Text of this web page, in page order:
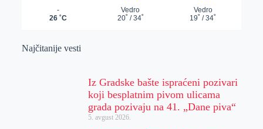
Najčitanije vesti
Iz Gradske bašte ispraćeni pozivari
koji besplatnim pivom ulicama
grada pozivaju na 41. „Dane piva“
5. avgust 2026.